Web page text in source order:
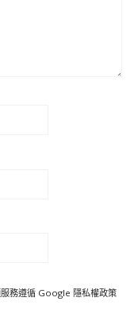
務遵循 Google 隱私權政策